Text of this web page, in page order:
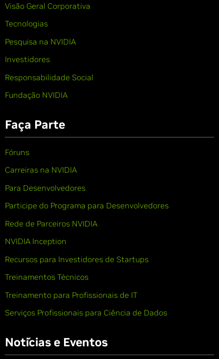
Visão Geral Corporativa
Tecnologias
Pesquisa na NVIDIA
Investidores
Responsabilidade Social
Fundação NVIDIA
Faça Parte
Fóruns
Carreiras na NVIDIA
Para Desenvolvedores
Participe do Programa para Desenvolvedores
Rede de Parceiros NVIDIA
NVIDIA Inception
Recursos para Investidores de Startups
Treinamentos Técnicos
Treinamento para Profissionais de IT
Serviços Profissionais para Ciência de Dados
Notícias e Eventos